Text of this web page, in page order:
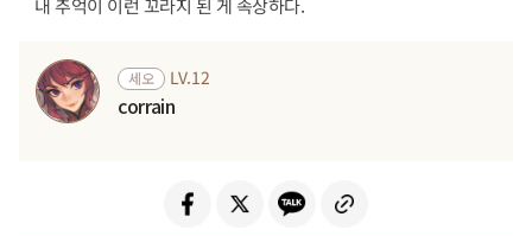
내 추억이 이런 꼬라지 된 게 속상하다.
세오 LV.12
corrain